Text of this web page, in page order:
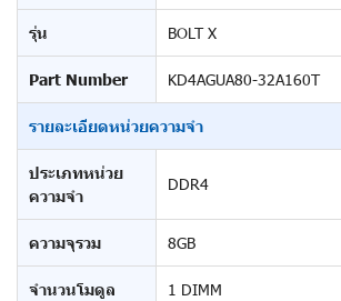
รุ่น BOLT X
Part Number KD4AGUA80-32A160T
รายละเอียดหน่วยความจำ
ประเภทหน่วย
ความจำ
DDR4
ความจุรวม 8GB
จำนวนโมดูล 1 DIMM